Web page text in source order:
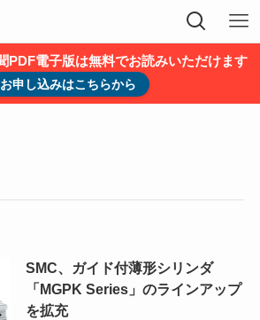
PDF電子版は無料でお読みいただけます
お申し込みはこちらから
SMC、ガイド付薄形シリンダ
「MGPK Series」のラインアップ
を拡充